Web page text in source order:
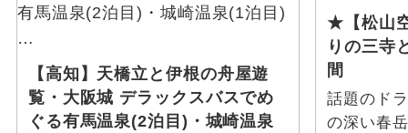
【高知】天橋立と伊根の舟屋遊
覧・大阪城 デラックスバスでめ
ぐる有馬温泉(2泊目)・城崎温泉
★【松山
りの三寺
間
話題のド
の深い春